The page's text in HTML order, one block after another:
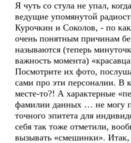
Я чуть со стула не упал,
ведущие упомянутой
Курочкин и Соколов, - по
очень понятным причинам
называются (теперь
важность момента)
Посмотрите их фото,
сами про эти персоналии. В
месте-то?! А характерные
фамилии данных … не могу
точного эпитета для
себя так тоже отметили,
вызывать «смешинки».